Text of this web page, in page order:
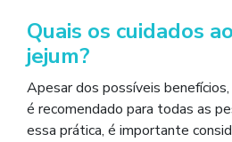
Quais os cuidados
jejum?
Apesar dos possíveis
é recomendado para todas as
essa prática, é importante